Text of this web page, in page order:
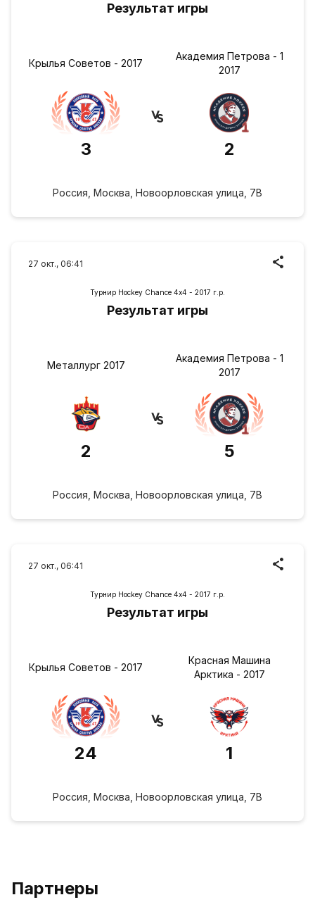
Результат игры
Крылья Советов - 2017
3
Академия Петрова - 1
2017
2
Россия, Москва, Новоорловская улица, 7В
27 окт., 06:41
Турнир Hockey Chance 4х4 - 2017 г.р.
Результат игры
Металлург 2017
2
Академия Петрова - 1
2017
5
Россия, Москва, Новоорловская улица, 7В
27 окт., 06:41
Турнир Hockey Chance 4х4 - 2017 г.р.
Результат игры
Крылья Советов - 2017
24
Красная Машина
Арктика - 2017
1
Россия, Москва, Новоорловская улица, 7В
Партнеры